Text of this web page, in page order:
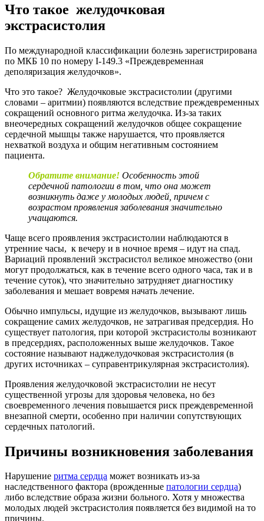
Что такое желудочковая
экстрасистолия
По международной классификации болезнь зарегистрирована
по МКБ 10 по номеру I-149.3 «Преждевременная
деполяризация желудочков».
Что это такое? Желудочковые экстрасистолии (другими
словами – аритмии) появляются вследствие преждевременных
сокращений основного ритма желудочка. Из-за таких
внеочередных сокращений желудочков общее сокращение
сердечной мышцы также нарушается, что проявляется
нехваткой воздуха и общим негативным состоянием
пациента.
Обратите внимание! Особенность этой
сердечной патологии в том, что она может
возникнуть даже у молодых людей, причем с
возрастом проявления заболевания значительно
учащаются.
Чаще всего проявления экстрасистолии наблюдаются в
утренние часы, к вечеру и в ночное время – идут на спад.
Вариаций проявлений экстрасистол великое множество (они
могут продолжаться, как в течение всего одного часа, так и в
течение суток), что значительно затрудняет диагностику
заболевания и мешает вовремя начать лечение.
Обычно импульсы, идущие из желудочков, вызывают лишь
сокращение самих желудочков, не затрагивая предсердия. Но
существует патология, при которой экстрасистолы возникают
в предсердиях, расположенных выше желудочков. Такое
состояние называют наджелудочковая экстрасистолия (в
других источниках – суправентрикулярная экстрасистолия).
Проявления желудочковой экстрасистолии не несут
существенной угрозы для здоровья человека, но без
своевременного лечения повышается риск преждевременной
внезапной смерти, особенно при наличии сопутствующих
сердечных патологий.
Причины возникновения заболевания
Нарушение ритма сердца может возникать из-за
наследственного фактора (врожденные патологии сердца)
либо вследствие образа жизни больного. Хотя у множества
молодых людей экстрасистолия появляется без видимой на то
причины.